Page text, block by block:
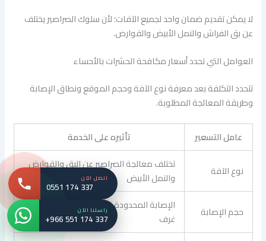
لا يمكن تقديم ضمان واحد لجميع الآفات؛ لأن سلوك الصراصير يختلف
عن بق الفراش والنمل الأبيض والقوارض.
العوامل التي تحدد أسعار مكافحة الحشرات بالأحساء
تتحدد التكلفة بعد معرفة نوع الآفة وحجم الموقع ونطاق الإصابة
وطريقة المعالجة المطلوبة.
عامل التسعير تأثيره على الخدمة
نوع الآفة
تختلف معالجة الصراصير عن البق والقوارض
والنمل الأبيض
حجم الإصابة
الإصابة المحدودة تختلف عن الانتشار في عدة
غرف
اتصل الآن
0551 174 337
راسلنا الآن
+966 551 174 337